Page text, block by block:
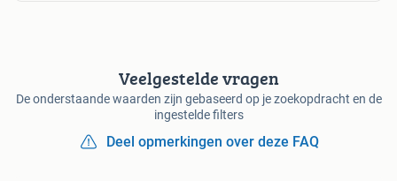
Veelgestelde vragen
De onderstaande waarden zijn gebaseerd op je zoekopdracht en de
ingestelde filters
Deel opmerkingen over deze FAQ